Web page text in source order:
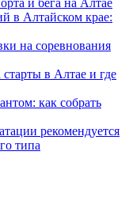
и бега на Алтае
в Алтайском крае:
на соревнования
старты в Алтае и где
как собрать
рекомендуется
типа